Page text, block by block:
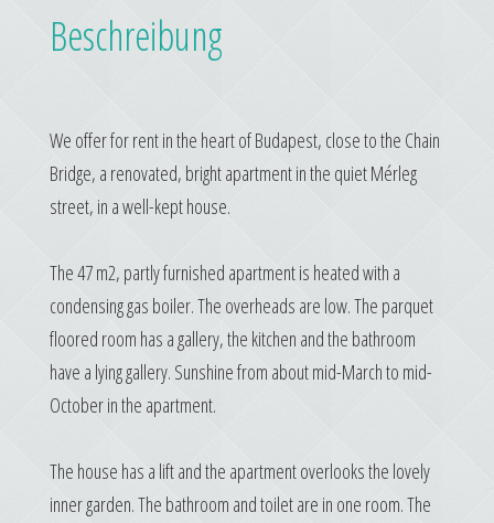
Beschreibung
We offer for rent in the heart of Budapest, close to the Chain
Bridge, a renovated, bright apartment in the quiet Mérleg
street, in a well-kept house.
The 47 m2, partly furnished apartment is heated with a
condensing gas boiler. The overheads are low. The parquet
floored room has a gallery, the kitchen and the bathroom
have a lying gallery. Sunshine from about mid-March to mid-
October in the apartment.
The house has a lift and the apartment overlooks the lovely
inner garden. The bathroom and toilet are in one room. The